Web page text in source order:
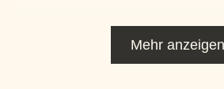
Mehr anzeigen